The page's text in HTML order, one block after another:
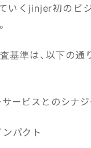
いくjinjer初のビ
基準は、以下の通
ービスとのシナジ
パクト